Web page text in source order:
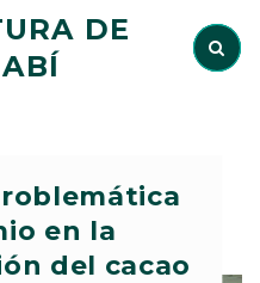
DE
en la
del cacao